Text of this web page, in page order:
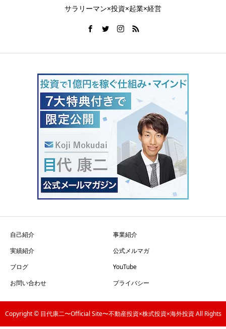
サラリーマン×投資×起業×経営
自己紹介
事業紹介
実績紹介
公式メルマガ
ブログ
YouTube
お問い合わせ
プライバシー
Copyright © 目代康二〜Official Site〜不動産投資×株式投資×海外投資 All Rights